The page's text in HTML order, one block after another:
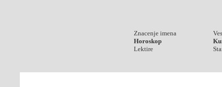
Znacenje imena
Horoskop
Lektire